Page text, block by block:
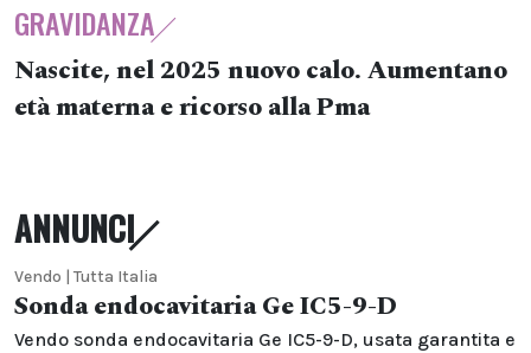
GRAVIDANZA
Nascite, nel 2025 nuovo calo. Aumentano
età materna e ricorso alla Pma
ANNUNCI
Vendo | Tutta Italia
Sonda endocavitaria Ge IC5-9-D
Vendo sonda endocavitaria Ge IC5-9-D, usata garantita e